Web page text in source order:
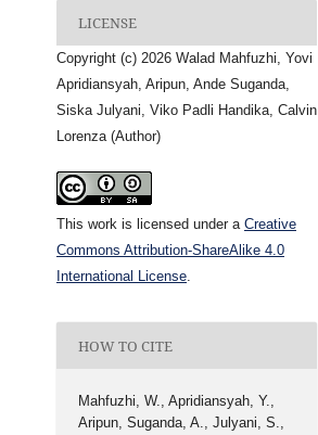
LICENSE
Copyright (c) 2026 Walad Mahfuzhi, Yovi
Apridiansyah, Aripun, Ande Suganda,
Siska Julyani, Viko Padli Handika, Calvin
Lorenza (Author)
This work is licensed under a Creative
Commons Attribution-ShareAlike 4.0
International License.
HOW TO CITE
Mahfuzhi, W., Apridiansyah, Y.,
Aripun, Suganda, A., Julyani, S.,